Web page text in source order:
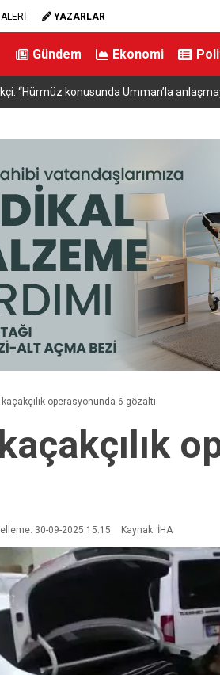
YAZARLAR
Gündem Ekonomi
teslim oldu
kaçakçılık operasyonunda 6 gözaltı
30-09-2025 15:15 Kaynak: İHA